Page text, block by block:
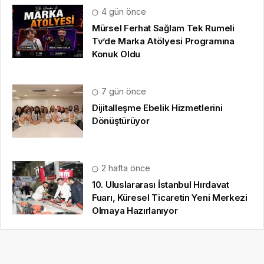
4 gün önce
Mürsel Ferhat Sağlam Tek Rumeli
Tv’de Marka Atölyesi Programına
Konuk Oldu
7 gün önce
Dijitalleşme Ebelik Hizmetlerini
Dönüştürüyor
2 hafta önce
10. Uluslararası İstanbul Hırdavat
Fuarı, Küresel Ticaretin Yeni Merkezi
Olmaya Hazırlanıyor